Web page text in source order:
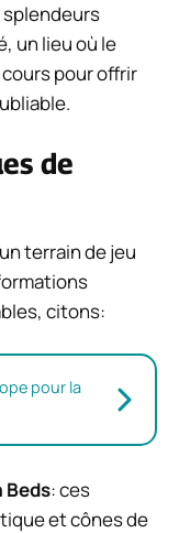
un lieu où le
pour offrir
de
terrain de jeu
citons:
pour la
Beds: ces
et cônes de